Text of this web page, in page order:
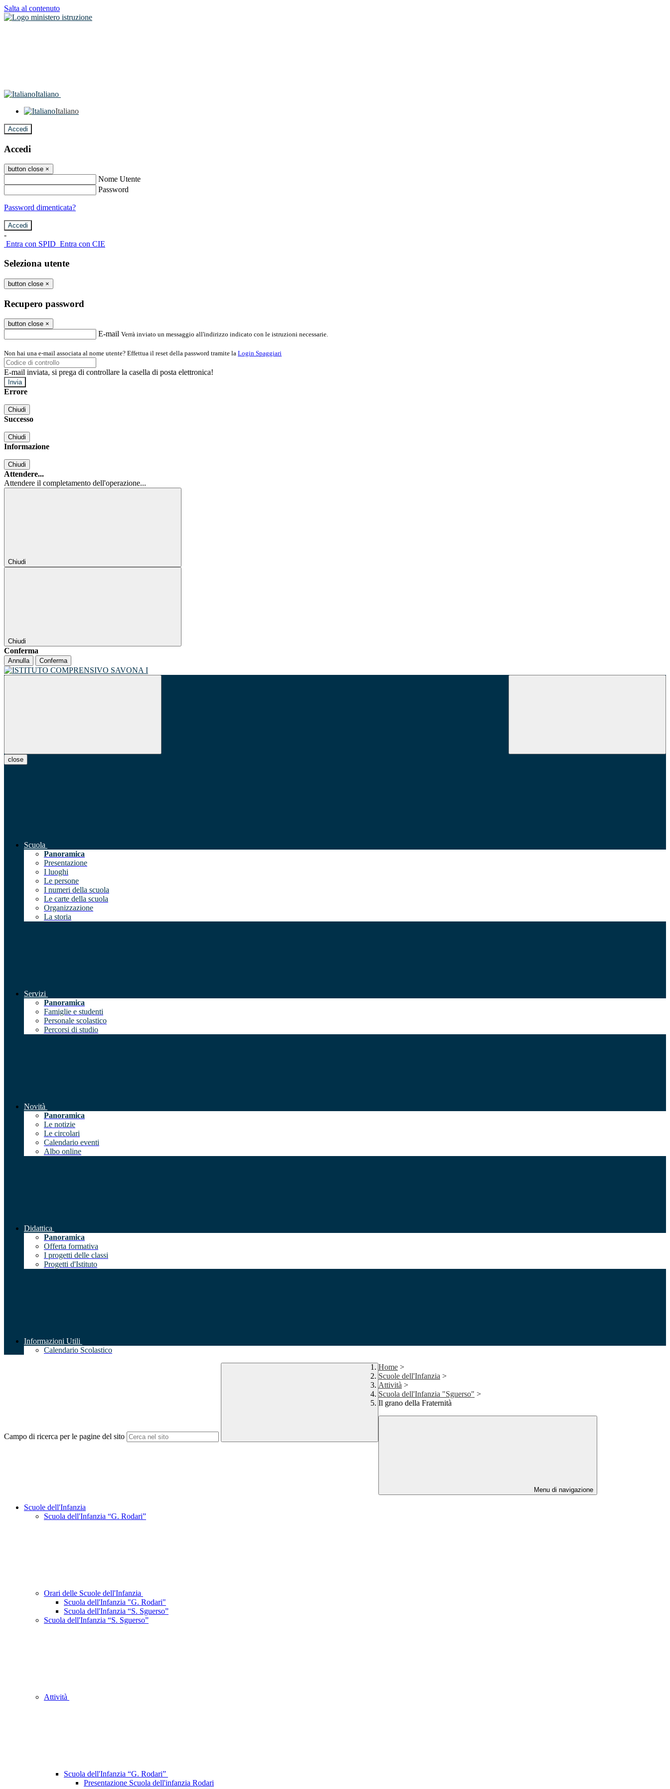
Salta al contenuto
Italiano
Italiano
Accedi
Accedi
button close ×
Nome Utente
Password
Password dimenticata?
-
Entra con SPID Entra con CIE
Seleziona utente
button close ×
Recupero password
button close ×
E-mail Verrà inviato un messaggio all'indirizzo indicato con le istruzioni necessarie.
Non hai una e-mail associata al nome utente? Effettua il reset della password tramite la Login Spaggiari
E-mail inviata, si prega di controllare la casella di posta elettronica!
Errore
Chiudi
Successo
Chiudi
Informazione
Chiudi
Attendere...
Attendere il completamento dell'operazione...
Chiudi
Chiudi
Conferma
Annulla Conferma
close
Scuola
Panoramica
Presentazione
I luoghi
Le persone
I numeri della scuola
Le carte della scuola
Organizzazione
La storia
Servizi
Panoramica
Famiglie e studenti
Personale scolastico
Percorsi di studio
Novità
Panoramica
Le notizie
Le circolari
Calendario eventi
Albo online
Didattica
Panoramica
Offerta formativa
I progetti delle classi
Progetti d'Istituto
Informazioni Utili
Calendario Scolastico
Campo di ricerca per le pagine del sito
Home >
Scuole dell'Infanzia >
Attività >
Scuola dell'Infanzia "Sguerso" >
Il grano della Fraternità
Menu di navigazione
Scuole dell'Infanzia
Scuola dell'Infanzia “G. Rodari”
Orari delle Scuole dell'Infanzia
Scuola dell'Infanzia "G. Rodari"
Scuola dell'Infanzia “S. Sguerso”
Scuola dell'Infanzia “S. Sguerso”
Attività
Scuola dell'Infanzia “G. Rodari”
Presentazione Scuola dell'infanzia Rodari